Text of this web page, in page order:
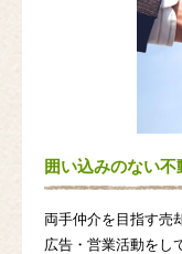
囲い込みのない
両手仲介を目指す売
広告・営業活動をし